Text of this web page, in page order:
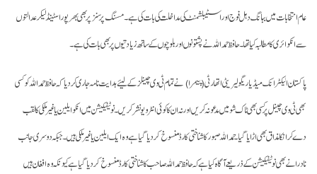
عام انتخابات میں ببانگ دہل فوج اور اسٹیبلشمنٹ کی مداخلت کی بات کی ہے۔ مسنگ پرسنز پر بھی بھرپور اسٹینڈ لیکر عدالتوں
سے انکوائری کا مطالبہ کیا تھا۔ حافظ حمداللہ نے پشتونوں اور بلوچوں کے ساتھ زیادتیوں پر بھی بات کی ہے۔
پاکستان الیکٹرانک میڈیا ریگولیریٹی اتھارٹی (پیمرا) نے تمام ٹی وی چینلز کے لیئے ہدایت نامہ جاری کردیا کہ حافظ حمد اللہ کو کسی
بھی ٹی وی چینل پر کسی بھی ٹاک شو میں مدعو نہ کریں اور نہ ان کا کوئی انٹرویو نشر کریں۔ نوٹیفیکیشن میں انکو ایلین یا غیر ملکی کا لقب
دے کر انکا مذاق بھی اڑایا گیا۔ حمداللہ صبور کا شناختی کارڈ منسوخ کردیا گیا ہے وہ ایک ایلین یا غیر ملکی ہیں۔ جبکہ دوسری جانب
نادرا نے بھی نوٹیفیکیشن کے ذریعے آگاہ کیا ہے کہ حافظ حمداللہ صاحب کا شناختی کارڈ منسوخ کردیا گیا ہے کیونکہ وہ افغان ہیں